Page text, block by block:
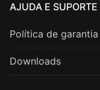
AJUDA E SUPORTE
Política de garantia
Downloads